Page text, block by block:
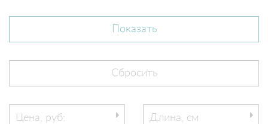
Цена, руб: Длина, см